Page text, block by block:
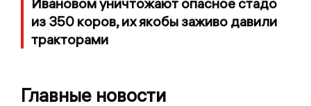
из 350 коров, их якобы заживо давили
тракторами
Главные новости